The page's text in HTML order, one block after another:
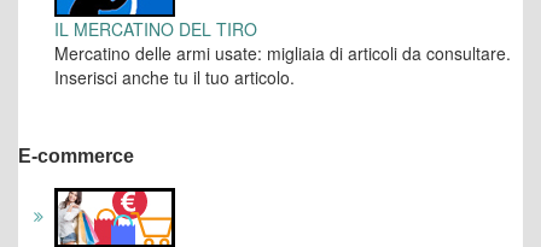
IL MERCATINO DEL TIRO
Mercatino delle armi usate: migliaia di articoli da consultare.
Inserisci anche tu il tuo articolo.
E-commerce